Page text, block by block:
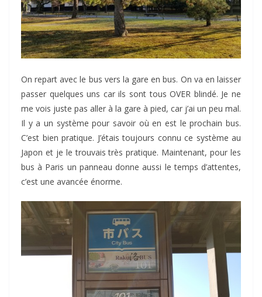
On repart avec le bus vers la gare en bus. On va en laisser
passer quelques uns car ils sont tous OVER blindé. Je ne
me vois juste pas aller à la gare à pied, car j’ai un peu mal.
Il y a un système pour savoir où en est le prochain bus.
C’est bien pratique. J’étais toujours connu ce système au
Japon et je le trouvais très pratique. Maintenant, pour les
bus à Paris un panneau donne aussi le temps d’attentes,
c’est une avancée énorme.